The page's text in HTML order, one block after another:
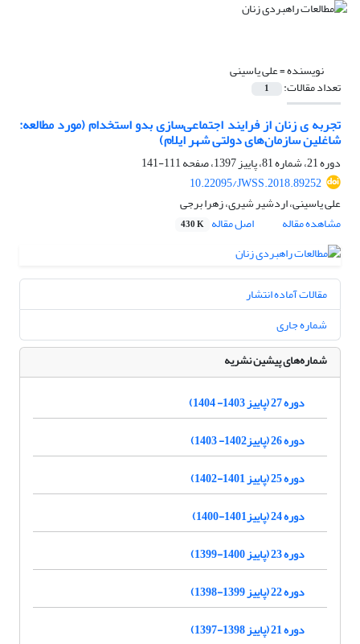
نویسنده =علی یاسینی
تعداد مقالات: 1
تجربه ی زنان از فرایند اجتماعی‌سازی بدو استخدام (مورد مطالعه:
شاغلین سازمان‌های دولتی شهر ایلام)
دوره 21، شماره 81، پاییز 1397، صفحه
111-141
10.22095/JWSS.2018.89252
علی یاسینی، اردشیر شیری، زهرا برجی
مشاهده مقاله
اصل مقاله 430 K
مقالات آماده انتشار
شماره جاری
شماره‌های پیشین نشریه
دوره 27 (پاییز 1403- 1404)
دوره 26 (پاییز1402- 1403)
دوره 25 (پاییز 1401-1402)
دوره 24 (پاییز1401-1400)
دوره 23 (پاییز 1400-1399)
دوره 22 (پاییز 1399-1398)
دوره 21 (پاییز 1398-1397)